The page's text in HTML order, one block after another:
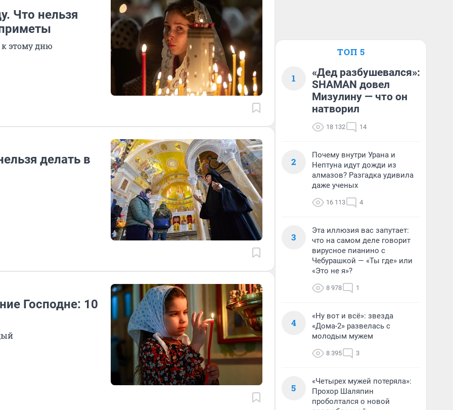
Что нельзя
этому дню
делать в
Господне: 10
ТОП 5
1
«Дед разбушевался»:
SHAMAN довел
Мизулину — что он
натворил
18 132 14
2
Почему внутри Урана и
Нептуна идут дожди из
алмазов? Разгадка удивила
даже ученых
16 113 4
3
Эта иллюзия вас запутает:
что на самом деле говорит
вирусное пианино с
Чебурашкой — «Ты где» или
«Это не я»?
8 978 1
4
«Ну вот и всё»: звезда
«Дома-2» развелась с
молодым мужем
8 395 3
5
«Четырех мужей потеряла»:
Прохор Шаляпин
проболтался о новой